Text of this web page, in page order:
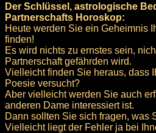
Der Schlüssel, astrologische
Partnerschafts Horoskop:
Heute werden Sie ein Geheimnis
finden!
Es wird nichts zu ernstes sein,
Partnerschaft gefährden wird.
Vielleicht finden Sie heraus, dass
Poesie versucht?
Aber vielleicht werden Sie auch
anderen Dame interessiert ist.
Dann sollten Sie sich fragen, was
Vielleicht liegt der Fehler ja bei